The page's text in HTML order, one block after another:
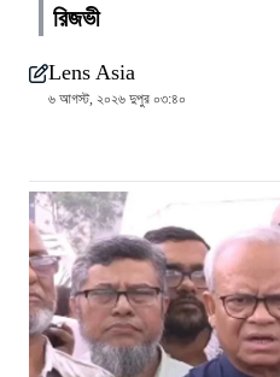
রিজভী
Lens Asia
৬ আগস্ট, ২০২৬ দুপুর ০৩:৪০